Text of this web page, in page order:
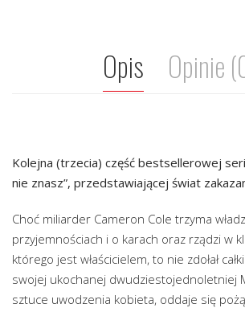
Opis Opinie
Kolejna (trzecia) część bestsellerowej
nie znasz”, przedstawiającej świat
Choć miliarder Cameron Cole trzyma
przyjemnościach i o karach oraz rządzi w
którego jest właścicielem, to nie zdołał
swojej ukochanej dwudziestojednoletniej
sztuce uwodzenia kobieta, oddaje się